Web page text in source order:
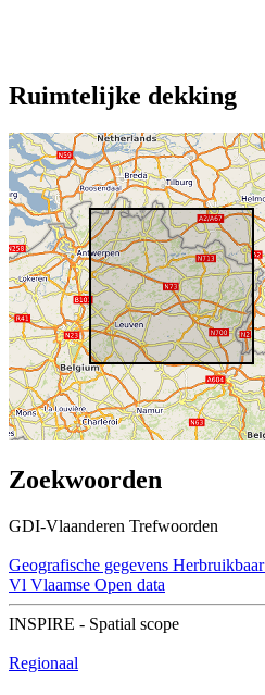
Ruimtelijke dekking
Zoekwoorden
GDI-Vlaanderen Trefwoorden
Geografische gegevens Herbruikbaar
Vl Vlaamse Open data
INSPIRE - Spatial scope
Regionaal